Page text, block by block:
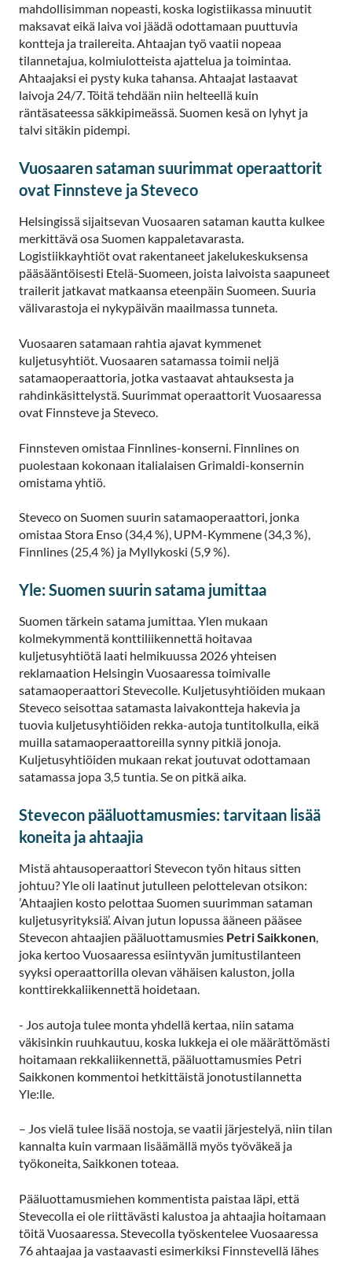
mahdollisimman nopeasti, koska logistiikassa minuutit
maksavat eikä laiva voi jäädä odottamaan puuttuvia
kontteja ja trailereita. Ahtaajan työ vaatii nopeaa
tilannetajua, kolmiulotteista ajattelua ja toimintaa.
Ahtaajaksi ei pysty kuka tahansa. Ahtaajat lastaavat
laivoja 24/7. Töitä tehdään niin helteellä kuin
räntäsateessa säkkipimeässä. Suomen kesä on lyhyt ja
talvi sitäkin pidempi.
Vuosaaren sataman suurimmat operaattorit
ovat Finnsteve ja Steveco
Helsingissä sijaitsevan Vuosaaren sataman kautta kulkee
merkittävä osa Suomen kappaletavarasta.
Logistiikkayhtiöt ovat rakentaneet jakelukeskuksensa
pääsääntöisesti Etelä-Suomeen, joista laivoista saapuneet
trailerit jatkavat matkaansa eteenpäin Suomeen. Suuria
välivarastoja ei nykypäivän maailmassa tunneta.
Vuosaaren satamaan rahtia ajavat kymmenet
kuljetusyhtiöt. Vuosaaren satamassa toimii neljä
satamaoperaattoria, jotka vastaavat ahtauksesta ja
rahdinkäsittelystä. Suurimmat operaattorit Vuosaaressa
ovat Finnsteve ja Steveco.
Finnsteven omistaa Finnlines-konserni. Finnlines on
puolestaan kokonaan italialaisen Grimaldi-konsernin
omistama yhtiö.
Steveco on Suomen suurin satamaoperaattori, jonka
omistaa Stora Enso (34,4 %), UPM-Kymmene (34,3 %),
Finnlines (25,4 %) ja Myllykoski (5,9 %).
Yle: Suomen suurin satama jumittaa
Suomen tärkein satama jumittaa. Ylen mukaan
kolmekymmentä konttiliikennettä hoitavaa
kuljetusyhtiötä laati helmikuussa 2026 yhteisen
reklamaation Helsingin Vuosaaressa toimivalle
satamaoperaattori Stevecolle. Kuljetusyhtiöiden mukaan
Steveco seisottaa satamasta laivakontteja hakevia ja
tuovia kuljetusyhtiöiden rekka-autoja tuntitolkulla, eikä
muilla satamaoperaattoreilla synny pitkiä jonoja.
Kuljetusyhtiöiden mukaan rekat joutuvat odottamaan
satamassa jopa 3,5 tuntia. Se on pitkä aika.
Stevecon pääluottamusmies: tarvitaan lisää
koneita ja ahtaajia
Mistä ahtausoperaattori Stevecon työn hitaus sitten
johtuu? Yle oli laatinut jutulleen pelottelevan otsikon:
’Ahtaajien kosto pelottaa Suomen suurimman sataman
kuljetus­yrityksiä’. Aivan jutun lopussa ääneen pääsee
Stevecon ahtaajien pääluottamusmies Petri Saikkonen,
joka kertoo Vuosaaressa esiintyvän jumitustilanteen
syyksi operaattorilla olevan vähäisen kaluston, jolla
konttirekkaliikennettä hoidetaan.
- Jos autoja tulee monta yhdellä kertaa, niin satama
väkisinkin ruuhkautuu, koska lukkeja ei ole määrättömästi
hoitamaan rekkaliikennettä, pääluottamusmies Petri
Saikkonen kommentoi hetkittäistä jonotustilannetta
Yle:lle.
– Jos vielä tulee lisää nostoja, se vaatii järjestelyä, niin tilan
kannalta kuin varmaan lisäämällä myös työväkeä ja
työkoneita, Saikkonen toteaa.
Pääluottamusmiehen kommentista paistaa läpi, että
Stevecolla ei ole riittävästi kalustoa ja ahtaajia hoitamaan
töitä Vuosaaressa. Stevecolla työskentelee Vuosaaressa
76 ahtaajaa ja vastaavasti esimerkiksi Finnstevellä lähes